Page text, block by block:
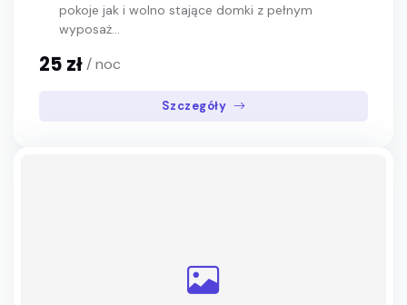
pokoje jak i wolno stające domki z pełnym
wyposaż...
25 zł/ noc
Szczegóły